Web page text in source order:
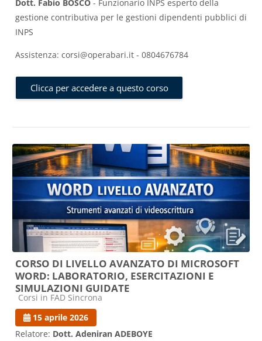
Dott. Fabio BOSCO - Funzionario INPS esperto della
gestione contributiva per le gestioni dipendenti pubblici di
INPS
Assistenza: corsi@operabari.it - 0804676784
Clicca per accedere a questo corso
CORSO DI LIVELLO AVANZATO DI MICROSOFT
WORD: LABORATORIO, ESERCITAZIONI E
SIMULAZIONI GUIDATE
Categoria di corsi
Corsi in FAD Sincrona
15 aprile 2026
Relatore: Dott. Adeniran ADEBOYE